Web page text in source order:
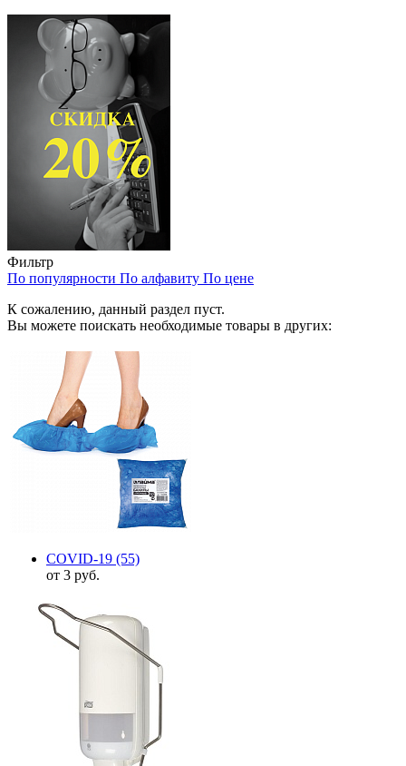
Фильтр
По популярности По алфавиту По цене
К сожалению, данный раздел пуст.
Вы можете поискать необходимые товары в других:
COVID-19 (55)
от 3 руб.